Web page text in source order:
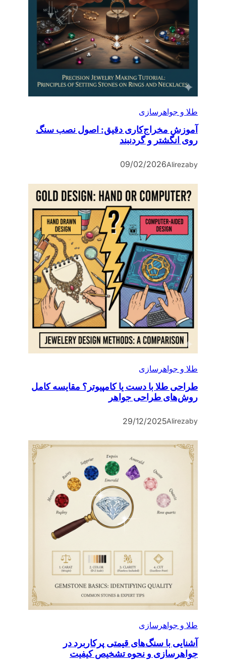
طلا و جواهرسازی
آموزش مخراج‌کاری دقیق: اصول نصب سنگ
روی انگشتر و گردنبند
by
Alireza
09/02/2026
طلا و جواهرسازی
طراحی طلا با دست یا کامپیوتر؟ مقایسه کامل
روش‌های طراحی جواهر
by
Alireza
29/12/2025
طلا و جواهرسازی
آشنایی با سنگ‌های قیمتی پرکاربرد در
جواهرسازی و نحوه تشخیص کیفیت